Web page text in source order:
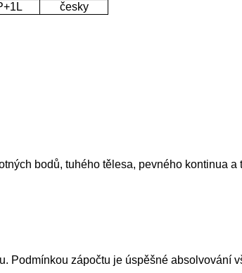
česky
bodů, tuhého tělesa, pevného kontinua a
Podmínkou zápočtu je úspěšné absolvování